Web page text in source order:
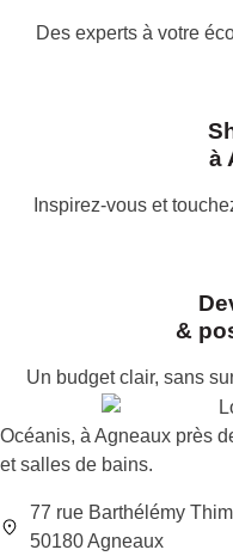
Des experts à votre
à
Inspirez-vous et
&
Un budget clair, sans
Océanis, à Agneaux près
et salles de bains.
77 rue Barthélémy
50180 Agneaux